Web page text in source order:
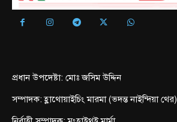
প্রধান উপদেষ্টা: মোঃ জসিম উদ্দিন
সম্পাদক: হ্লাথোয়াইচিং মারমা (ভদন্ত নাইন্দিয়া থের)